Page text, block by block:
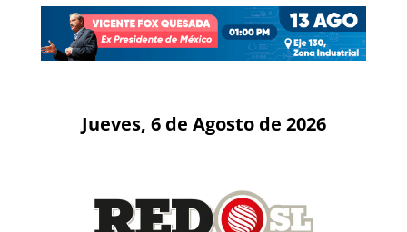
Jueves, 6 de Agosto de 2026